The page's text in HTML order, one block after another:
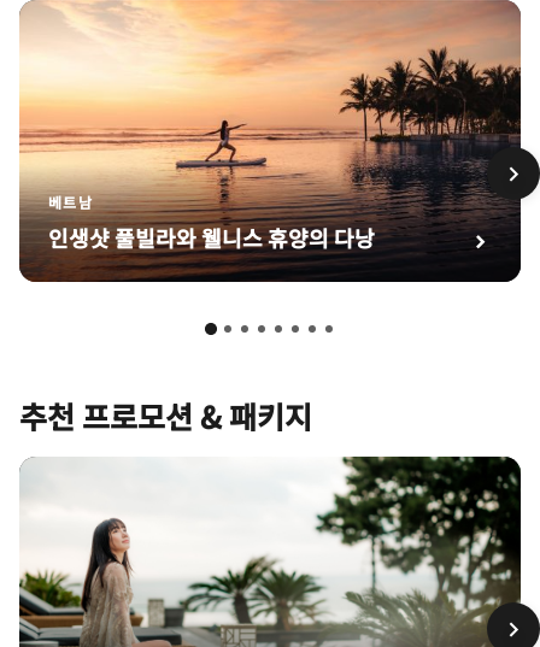
베트남
인생샷 풀빌라와 웰니스 휴양의 다낭
추천 프로모션 & 패키지